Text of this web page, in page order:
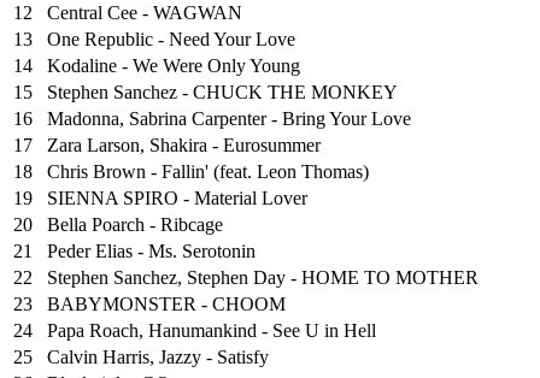
12
Central Cee - WAGWAN
13
One Republic - Need Your Love
14
Kodaline - We Were Only Young
15
Stephen Sanchez - CHUCK THE MONKEY
16
Madonna, Sabrina Carpenter - Bring Your Love
17
Zara Larson, Shakira - Eurosummer
18
Chris Brown - Fallin' (feat. Leon Thomas)
19
SIENNA SPIRO - Material Lover
20
Bella Poarch - Ribcage
21
Peder Elias - Ms. Serotonin
22
Stephen Sanchez, Stephen Day - HOME TO MOTHER
23
BABYMONSTER - CHOOM
24
Papa Roach, Hanumankind - See U in Hell
25
⁠Calvin Harris, Jazzy - Satisfy